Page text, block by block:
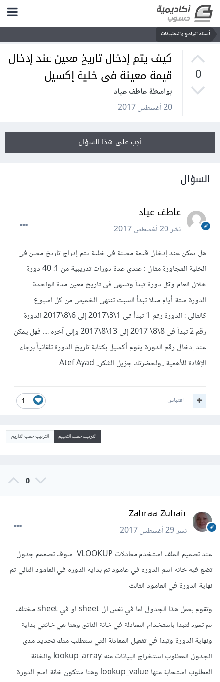
أسئلة البرامج والتطبيقات
0
كيف يتم إدخال تاريخ معين عند إدخال
قيمة معينة فى خلية إكسيل
بواسطة عاطف عياد
20 أغسطس 2017
أجب على هذا السؤال
السؤال
عاطف عياد
نشر20 أغسطس 2017
هل يمكن عند إدخال قيمة معينة فى خلية يتم إدراج تاريخ معين فى
الخلية المجاورة مثال : عندى عدة دورات تدريبية من 1: 40 دورة
خلال العام وكل دورة تبدأ وتنتهى فى تاريخ معين مدة الواحدة
الدورة ستة أيام مثلا تبدأ السبت تنتهى الخميس من كل اسبوع
كالتالى : الدورة رقم 1 تبدأ فى 1\8\2017 إلى 6\8\2017 الدورة
رقم 2 تبدأ فى 8\8\ 2017 إلى 13\8\2017 وإلى آخره .... فهل يمكن
عند إدخال رقم الدورة يقوم أكسيل بكتابة تاريخ الدورة تلقائياً برجاء
الإفادة للأهمية ..ولحضرتك جزيل الشكر.. Atef Ayad
1 اقتباس
الترتيب حسب التقييم الترتيب حسب التاريخ
0
Zahraa Zuhair
نشر29 أغسطس 2017
عند تصميم الملف استخدم معادلات VLOOKUP سوف تصممم جدول
تضع فيه خانة اسم الدورة في عامود ثم بداية الدورة في العامود التالي ثم
نهاية الدورة في العامود الثالث
وتقوم بعمل هذا الجدول اما في نفس ال sheet او في sheet مختلف
ثم تعود لتبدا باستخدام المعادلة في خانة الناتج وهنا هي خانتي بداية
ونهاية الدورة وتبدا في تفعيل المعادلة التي ستطلب منك تحديد مدى
الجدول المطلوب استخراج البيانات منه lookup_array والخانة
المطلوب استحابة منها lookup_value وهنا ستكون خانة اسم الدورة